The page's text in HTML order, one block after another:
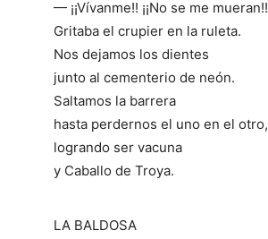
— ¡¡Vívanme!! ¡¡No se me mueran!!
Gritaba el crupier en la ruleta.
Nos dejamos los dientes
junto al cementerio de neón.
Saltamos la barrera
hasta perdernos el uno en el otro,
logrando ser vacuna
y Caballo de Troya.
LA BALDOSA